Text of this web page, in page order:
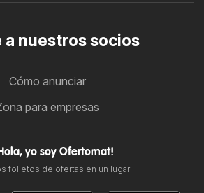
a nuestros socios
Cómo anunciar
para empresas
yo soy Ofertomat!
folletos de ofertas en un lugar